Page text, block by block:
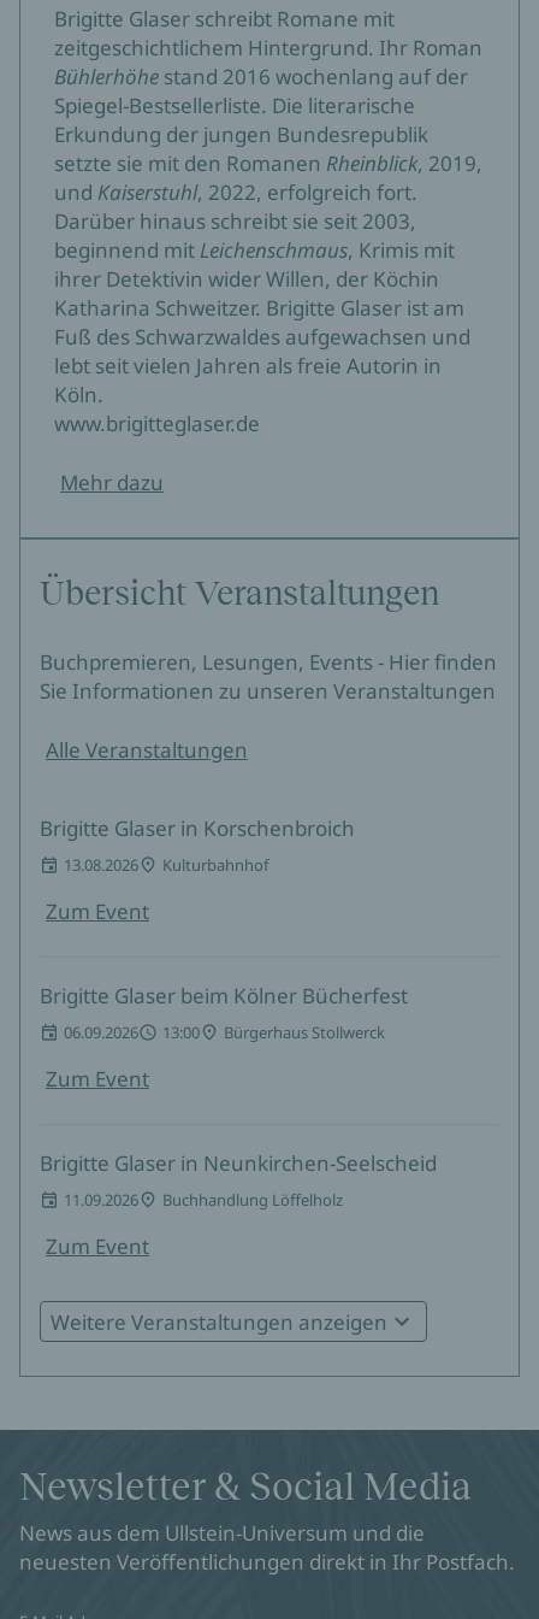
Brigitte Glaser schreibt Romane mit
zeitgeschichtlichem Hintergrund. Ihr Roman
Bühlerhöhe stand 2016 wochenlang auf der
Spiegel-Bestsellerliste. Die literarische
Erkundung der jungen Bundesrepublik
setzte sie mit den Romanen Rheinblick, 2019,
und Kaiserstuhl, 2022, erfolgreich fort.
Darüber hinaus schreibt sie seit 2003,
beginnend mit Leichenschmaus, Krimis mit
ihrer Detektivin wider Willen, der Köchin
Katharina Schweitzer. Brigitte Glaser ist am
Fuß des Schwarzwaldes aufgewachsen und
lebt seit vielen Jahren als freie Autorin in
Köln.
www.brigitteglaser.de
Mehr dazu
Übersicht Veranstaltungen
Buchpremieren, Lesungen, Events - Hier finden
Sie Informationen zu unseren Veranstaltungen
Alle Veranstaltungen
Brigitte Glaser in Korschenbroich
13.08.2026 Kulturbahnhof
Zum Event
Brigitte Glaser beim Kölner Bücherfest
06.09.2026 13:00 Bürgerhaus Stollwerck
Zum Event
Brigitte Glaser in Neunkirchen-Seelscheid
11.09.2026 Buchhandlung Löffelholz
Zum Event
Brigitte Glaser in Gaggenau
Brigitte Glaser in Freiburg
24.09.2026 19:30 Buchhandlung Rombach
Weitere Veranstaltungen anzeigen
Newsletter & Social Media
News aus dem Ullstein-Universum und die
neuesten Veröffentlichungen direkt in Ihr Postfach.